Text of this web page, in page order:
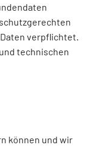
verpflichtet.
technischen
können und wir